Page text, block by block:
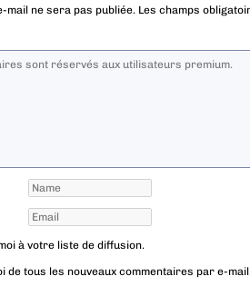
mail ne sera pas publiée. Les champs
à votre liste de diffusion.
de tous les nouveaux commentaires par e-